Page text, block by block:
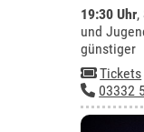
19:30 Uhr,
und
günstiger
Tickets
03332